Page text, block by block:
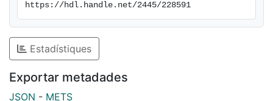
https://hdl.handle.net/2445/228591
Estadístiques
Exportar metadades
JSON - METS